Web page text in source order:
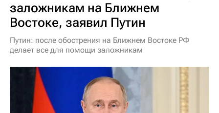
заложникам на Ближнем
Востоке, заявил Путин
Путин: после обострения на Ближнем Востоке РФ
делает все для помощи заложникам